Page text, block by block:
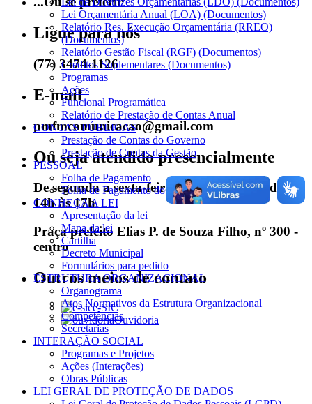
Ligue para nós
(77) 3474-1126
E-mail
pmfmcomunicacao@gmail.com
Ou seja atendido presencialmente
De segunda a sexta-feira, das 8h às 12h e das
14h às 17h
Praça prefeito Elias P. de Souza Filho, nº 300 -
centro
Outros meios de contato
e-SIC
Ouvidoria
Lei Orçamentária Anual (LOA) (Documentos)
Relatório Res. Execução Orçamentária (RREO)
(Documentos)
Relatório Gestão Fiscal (RGF) (Documentos)
Créditos Suplementares (Documentos)
Programas
Ações
Funcional Programática
Relatório de Prestação de Contas Anual
CONTAS PÚBLICAS
Prestação de Contas do Governo
Prestação de Contas da Gestão
PESSOAL
Folha de Pagamento
Folha de Pagamento do Saae
CONHEÇA A LEI
Apresentação da lei
Mapa da lei
Cartilha
Decreto Municipal
Formulários para pedido
ESTRUTURA ORGANIZACIONAL
Organograma
Atos Normativos da Estrutura Organizacional
Competências
Secretarias
INTERAÇÃO SOCIAL
Programas e Projetos
Ações (Interações)
Obras Públicas
LEI GERAL DE PROTEÇÃO DE DADOS